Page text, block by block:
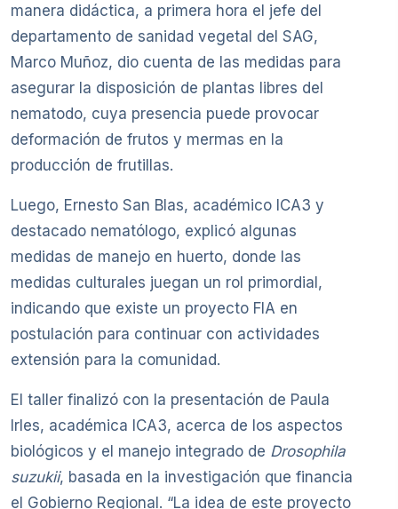
manera didáctica, a primera hora el jefe del
departamento de sanidad vegetal del SAG,
Marco Muñoz, dio cuenta de las medidas para
asegurar la disposición de plantas libres del
nematodo, cuya presencia puede provocar
deformación de frutos y mermas en la
producción de frutillas.
Luego, Ernesto San Blas, académico ICA3 y
destacado nematólogo, explicó algunas
medidas de manejo en huerto, donde las
medidas culturales juegan un rol primordial,
indicando que existe un proyecto FIA en
postulación para continuar con actividades
extensión para la comunidad.
El taller finalizó con la presentación de Paula
Irles, académica ICA3, acerca de los aspectos
biológicos y el manejo integrado de Drosophila
suzukii, basada en la investigación que financia
el Gobierno Regional. “La idea de este proyecto